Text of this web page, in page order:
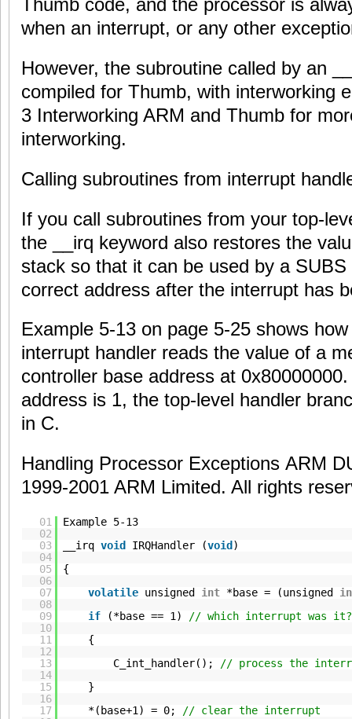
when an interrupt, or any other
However, the subroutine called by an
compiled for Thumb, with interworking
3 Interworking ARM and Thumb for
interworking.
Calling subroutines from interrupt
If you call subroutines from your top-
the __irq keyword also restores the
stack so that it can be used by a
correct address after the interrupt has
Example 5-13 on page 5-25 shows
interrupt handler reads the value of a
controller base address at
address is 1, the top-level handler
in C.
Handling Processor Exceptions ARM
1999-2001 ARM Limited. All rights
01
Example 5-13
02
03
__irq void IRQHandler (void )
04
05
{
06
07
volatile unsigned int *base = (unsigned
08
09
if (*base == 1)
// which interrupt was it?
10
11
{
12
13
C_int_handler();
// process the
14
15
}
16
17
*(base+1) = 0;
// clear the interrupt